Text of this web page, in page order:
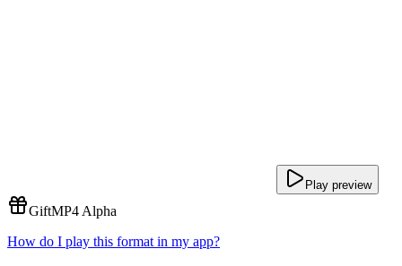
Play preview
GiftMP4 Alpha
How do I play this format in my app?